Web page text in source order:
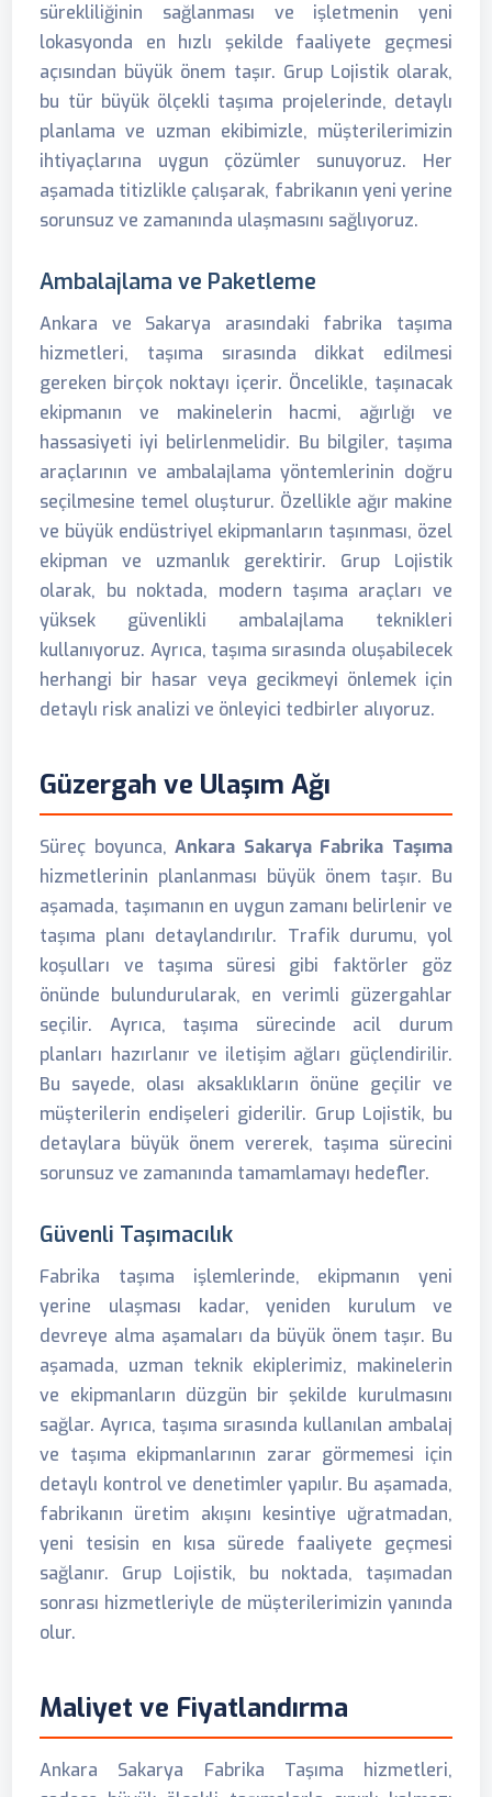
sürekliliğinin sağlanması ve işletmenin yeni
lokasyonda en hızlı şekilde faaliyete geçmesi
açısından büyük önem taşır. Grup Lojistik olarak,
bu tür büyük ölçekli taşıma projelerinde, detaylı
planlama ve uzman ekibimizle, müşterilerimizin
ihtiyaçlarına uygun çözümler sunuyoruz. Her
aşamada titizlikle çalışarak, fabrikanın yeni yerine
sorunsuz ve zamanında ulaşmasını sağlıyoruz.
Ambalajlama ve Paketleme
Ankara ve Sakarya arasındaki fabrika taşıma
hizmetleri, taşıma sırasında dikkat edilmesi
gereken birçok noktayı içerir. Öncelikle, taşınacak
ekipmanın ve makinelerin hacmi, ağırlığı ve
hassasiyeti iyi belirlenmelidir. Bu bilgiler, taşıma
araçlarının ve ambalajlama yöntemlerinin doğru
seçilmesine temel oluşturur. Özellikle ağır makine
ve büyük endüstriyel ekipmanların taşınması, özel
ekipman ve uzmanlık gerektirir. Grup Lojistik
olarak, bu noktada, modern taşıma araçları ve
yüksek güvenlikli ambalajlama teknikleri
kullanıyoruz. Ayrıca, taşıma sırasında oluşabilecek
herhangi bir hasar veya gecikmeyi önlemek için
detaylı risk analizi ve önleyici tedbirler alıyoruz.
Güzergah ve Ulaşım Ağı
Süreç boyunca,Ankara Sakarya Fabrika Taşıma
hizmetlerinin planlanması büyük önem taşır. Bu
aşamada, taşımanın en uygun zamanı belirlenir ve
taşıma planı detaylandırılır. Trafik durumu, yol
koşulları ve taşıma süresi gibi faktörler göz
önünde bulundurularak, en verimli güzergahlar
seçilir. Ayrıca, taşıma sürecinde acil durum
planları hazırlanır ve iletişim ağları güçlendirilir.
Bu sayede, olası aksaklıkların önüne geçilir ve
müşterilerin endişeleri giderilir. Grup Lojistik, bu
detaylara büyük önem vererek, taşıma sürecini
sorunsuz ve zamanında tamamlamayı hedefler.
Güvenli Taşımacılık
Fabrika taşıma işlemlerinde, ekipmanın yeni
yerine ulaşması kadar, yeniden kurulum ve
devreye alma aşamaları da büyük önem taşır. Bu
aşamada, uzman teknik ekiplerimiz, makinelerin
ve ekipmanların düzgün bir şekilde kurulmasını
sağlar. Ayrıca, taşıma sırasında kullanılan ambalaj
ve taşıma ekipmanlarının zarar görmemesi için
detaylı kontrol ve denetimler yapılır. Bu aşamada,
fabrikanın üretim akışını kesintiye uğratmadan,
yeni tesisin en kısa sürede faaliyete geçmesi
sağlanır. Grup Lojistik, bu noktada, taşımadan
sonrası hizmetleriyle de müşterilerimizin yanında
olur.
Maliyet ve Fiyatlandırma
Ankara Sakarya Fabrika Taşıma hizmetleri,